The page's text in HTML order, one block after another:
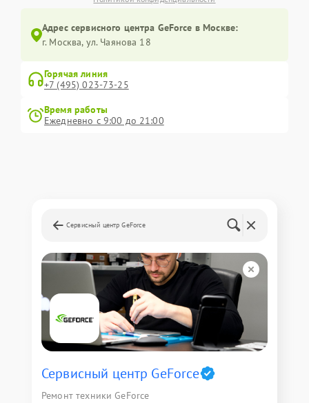
Адрес сервисного центра GeForce в Москве:
г. Москва, ул. Чаянова 18
Горячая линия
+7 (495) 023-73-25
Время работы
Ежедневно с 9:00 до 21:00
Сервисный центр GeForce
Сервисный центр GeForce
Ремонт техники GeForce